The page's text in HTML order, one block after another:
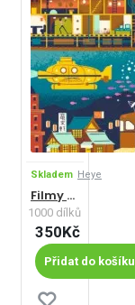
Skladem Heye
Filmy Wese Andersona
1000 dílků
350Kč
Přidat do košíku